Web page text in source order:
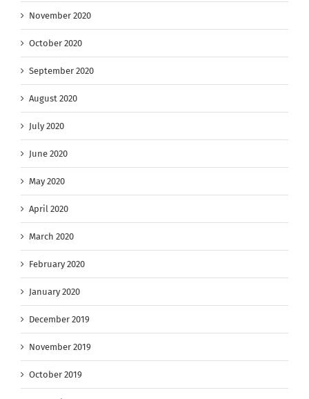
November 2020
October 2020
September 2020
August 2020
July 2020
June 2020
May 2020
April 2020
March 2020
February 2020
January 2020
December 2019
November 2019
October 2019